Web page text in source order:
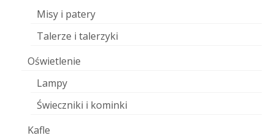
Misy i patery
Talerze i talerzyki
Oświetlenie
Lampy
Świeczniki i kominki
Kafle